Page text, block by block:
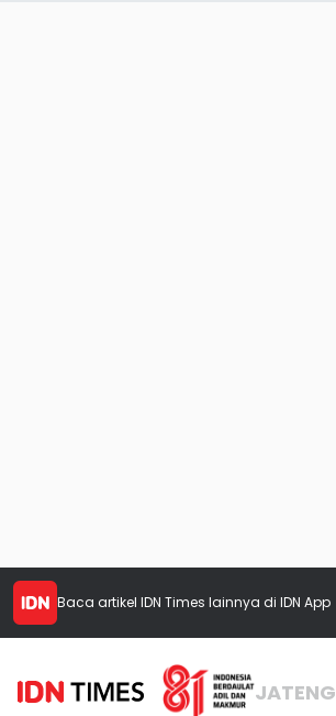
Baca artikel IDN Times lainnya di IDN App
JATENG